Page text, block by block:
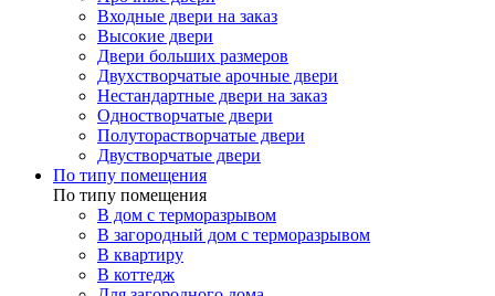
Входные двери на заказ
Высокие двери
Двери больших размеров
Двухстворчатые арочные двери
Нестандартные двери на заказ
Одностворчатые двери
Полуторастворчатые двери
Двустворчатые двери
По типу помещения
По типу помещения
В дом с терморазрывом
В загородный дом с терморазрывом
В квартиру
В коттедж